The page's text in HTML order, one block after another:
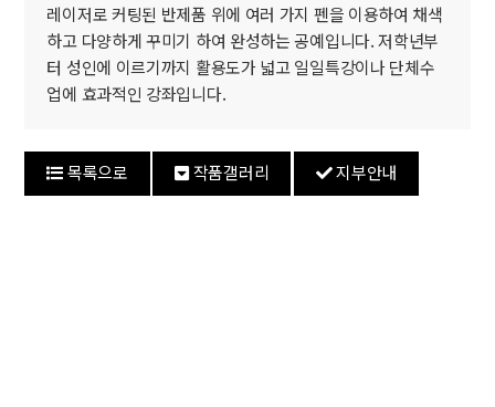
레이저로 커팅된 반제품 위에 여러 가지 펜을 이용하여 채색
하고 다양하게 꾸미기 하여 완성하는 공예입니다. 저학년부
터 성인에 이르기까지 활용도가 넓고 일일특강이나 단체수
업에 효과적인 강좌입니다.
목록으로 작품갤러리 지부안내